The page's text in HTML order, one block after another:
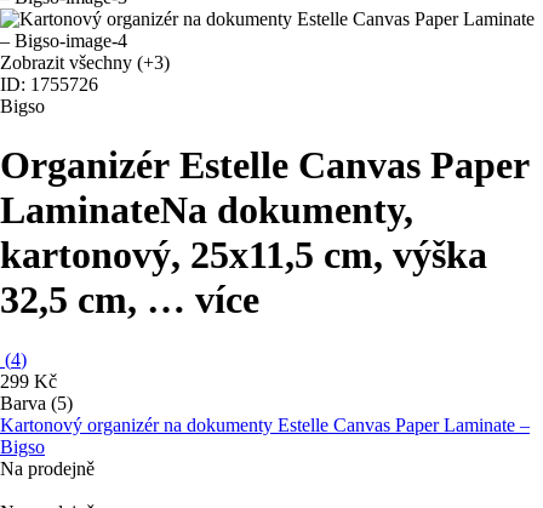
Zobrazit všechny (+3)
ID: 1755726
Bigso
Organizér Estelle Canvas Paper
LaminateNa dokumenty,
kartonový, 25x11,5 cm, výška
32,5 cm, … více
(4)
299 Kč
Barva (5)
Kartonový organizér na dokumenty Estelle Canvas Paper Laminate –
Bigso
Na prodejně